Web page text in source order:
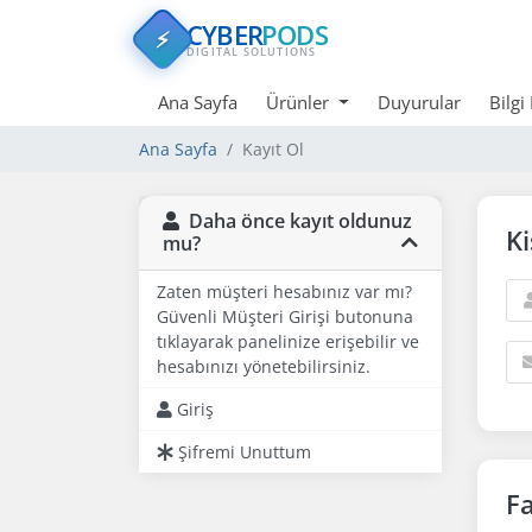
⚡ CYBERPODS
DIGITAL SOLUTIONS
Ana Sayfa Ürünler Duyurular Bilgi
Ana Sayfa Kayıt Ol
Daha önce kayıt oldunuz
mu?
Zaten müşteri hesabınız var mı?
Güvenli Müşteri Girişi butonuna
tıklayarak panelinize erişebilir ve
hesabınızı yönetebilirsiniz.
Giriş
Şifremi Unuttum